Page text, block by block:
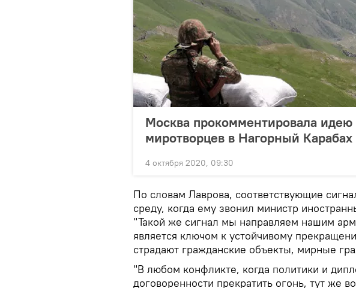
Москва прокомментировала идею
миротворцев в Нагорный Карабах
4 октября 2020, 09:30
По словам Лаврова, соответствующие
среду, когда ему звонил министр
"Такой же сигнал мы направляем нашим
является ключом к устойчивому
страдают гражданские объекты, мирные
"В любом конфликте, когда политики и
договоренности прекратить огонь, тут же